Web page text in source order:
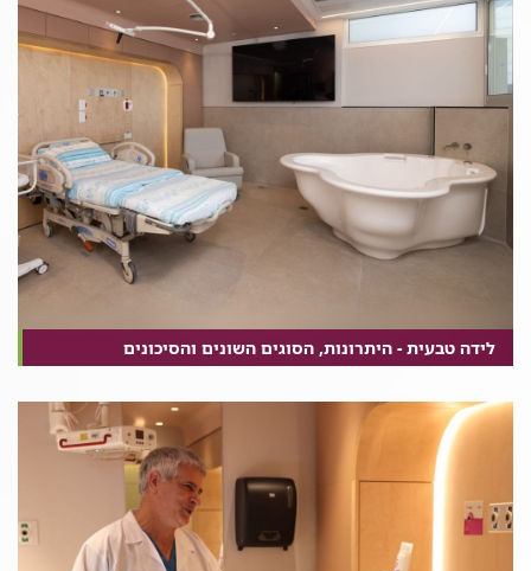
לידה טבעית - היתרונות, הסוגים השונים והסיכונים